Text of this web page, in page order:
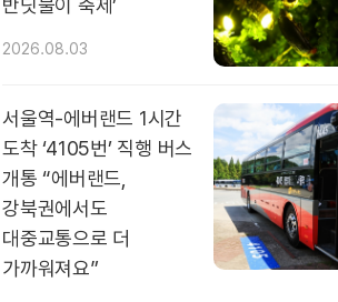
반딧불이 축제’
2026.08.03
서울역-에버랜드 1시간
도착 ‘4105번’ 직행 버스
개통 “에버랜드,
강북권에서도
대중교통으로 더
가까워져요”